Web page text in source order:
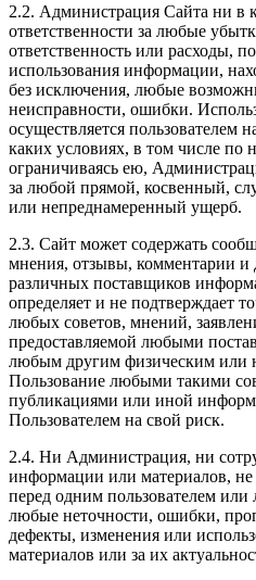
2.2. Администрация Сайта ни в
ответственности за любые
ответственность или расходы,
использования информации,
без исключения, любые
неисправности, ошибки.
осуществляется пользователем
каких условиях, в том числе по
ограничиваясь ею,
за любой прямой, косвенный,
или непреднамеренный ущерб.
2.3. Сайт может содержать
мнения, отзывы, комментарии и
различных поставщиков
определяет и не подтверждает
любых советов, мнений,
предоставляемой любыми
любым другим физическим или
Пользование любыми такими
публикациями или иной
Пользователем на свой риск.
2.4. Ни Администрация, ни
информации или материалов, не
перед одним пользователем
любые неточности, ошибки,
дефекты, изменения или
материалов или за их